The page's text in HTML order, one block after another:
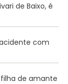
de Baixo, é
com
de amante